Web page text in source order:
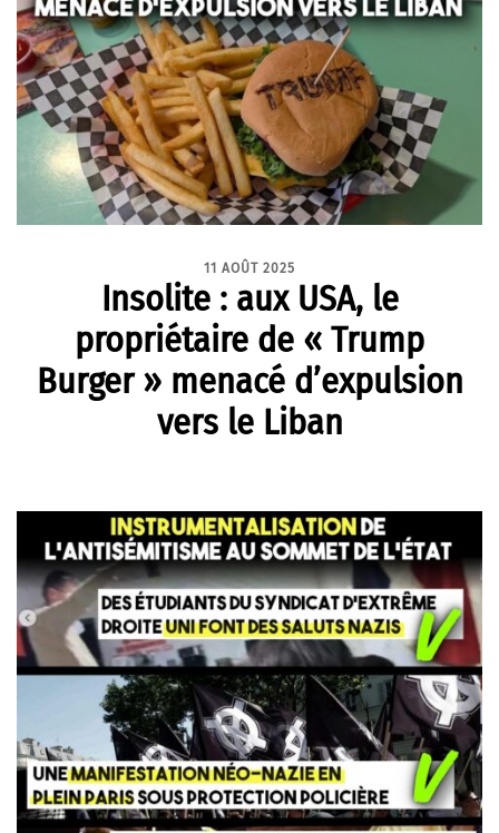
11 AOÛT 2025
Insolite : aux USA, le
propriétaire de « Trump
Burger » menacé d’expulsion
vers le Liban